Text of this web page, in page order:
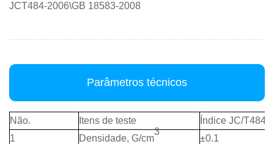
JCT484-2006\GB 18583-2008
Parâmetros técnicos
Não. Itens de teste
Índice JC/T484-
1
Densidade, G/cm
3
±0.1